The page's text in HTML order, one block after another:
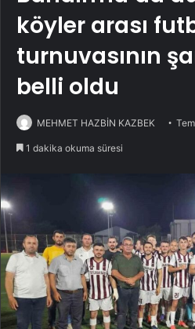
köyler arası
turnuvasının
belli oldu
MEHMET HAZBİN KAZBEK
1 dakika okuma süresi